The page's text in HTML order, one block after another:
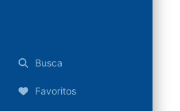
Busca
Favoritos